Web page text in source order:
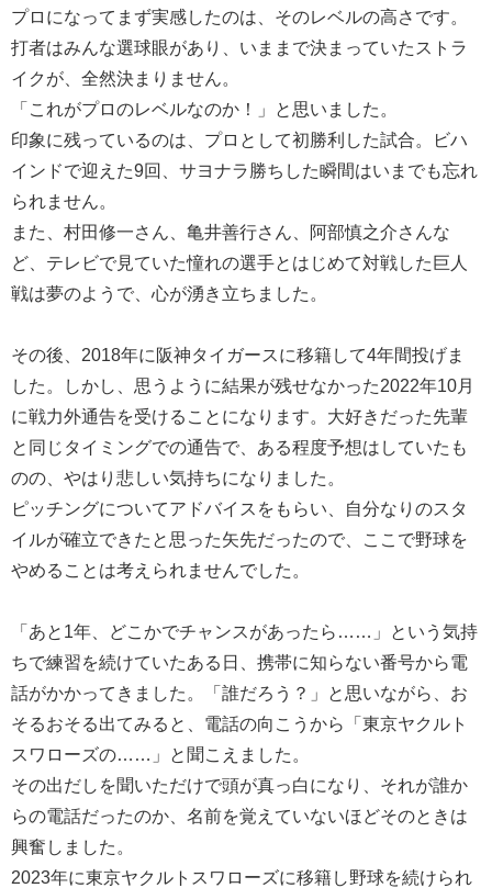
プロになってまず実感したのは、そのレベルの高さです。
打者はみんな選球眼があり、いままで決まっていたストラ
イクが、全然決まりません。
「これがプロのレベルなのか！」と思いました。
印象に残っているのは、プロとして初勝利した試合。ビハ
インドで迎えた9回、サヨナラ勝ちした瞬間はいまでも忘れ
られません。
また、村田修一さん、亀井善行さん、阿部慎之介さんな
ど、テレビで見ていた憧れの選手とはじめて対戦した巨人
戦は夢のようで、心が湧き立ちました。
その後、2018年に阪神タイガースに移籍して4年間投げま
した。しかし、思うように結果が残せなかった2022年10月
に戦力外通告を受けることになります。大好きだった先輩
と同じタイミングでの通告で、ある程度予想はしていたも
のの、やはり悲しい気持ちになりました。
ピッチングについてアドバイスをもらい、自分なりのスタ
イルが確立できたと思った矢先だったので、ここで野球を
やめることは考えられませんでした。
「あと1年、どこかでチャンスがあったら……」という気持
ちで練習を続けていたある日、携帯に知らない番号から電
話がかかってきました。「誰だろう？」と思いながら、お
そるおそる出てみると、電話の向こうから「東京ヤクルト
スワローズの……」と聞こえました。
その出だしを聞いただけで頭が真っ白になり、それが誰か
らの電話だったのか、名前を覚えていないほどそのときは
興奮しました。
2023年に東京ヤクルトスワローズに移籍し野球を続けられ